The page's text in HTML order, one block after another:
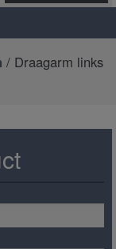
/ Draagarm links